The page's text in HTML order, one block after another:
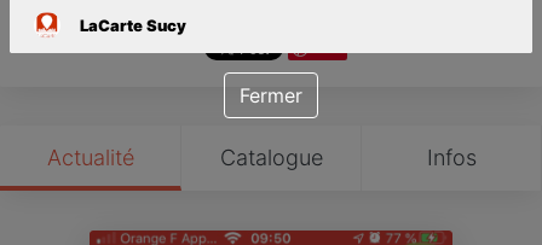
Actualité Catalogue Infos
LaCarte Sucy
Fermer